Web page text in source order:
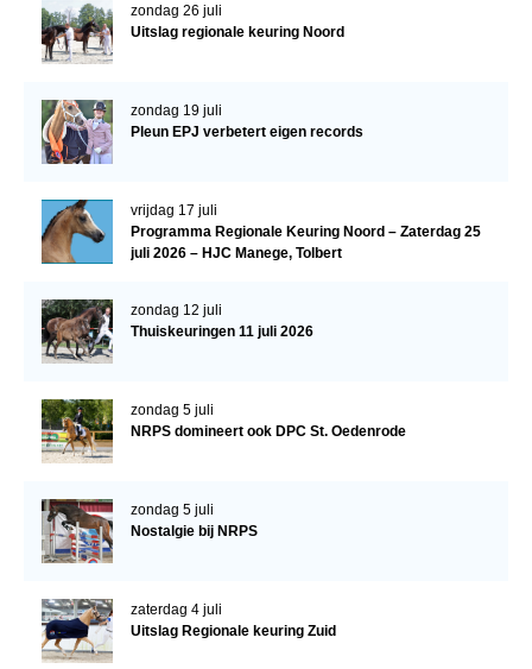
ZADEL 2026
Verrichtingsonderzoek NRPS
Verrichtingsonderzoek 2024-2025
Verrichtingsonderzoek 2022-2023
Verrichtingsonderzoek 2021-2022
Verrichtingsonderzoek 2020-2021
Verrichtingsonderzoek 2019-2020
Paard te koop
Inloggen
CONTACT
REGIO'S
Regio Noord
Bestuur Regio Noord
zondag 26 juli
Uitslag regionale keuring Noord
zondag 19 juli
Pleun EPJ verbetert eigen records
vrijdag 17 juli
Programma Regionale Keuring Noord – Zaterdag 25
juli 2026 – HJC Manege, Tolbert
zondag 12 juli
Thuiskeuringen 11 juli 2026
zondag 5 juli
NRPS domineert ook DPC St. Oedenrode
zondag 5 juli
Nostalgie bij NRPS
zaterdag 4 juli
Uitslag Regionale keuring Zuid